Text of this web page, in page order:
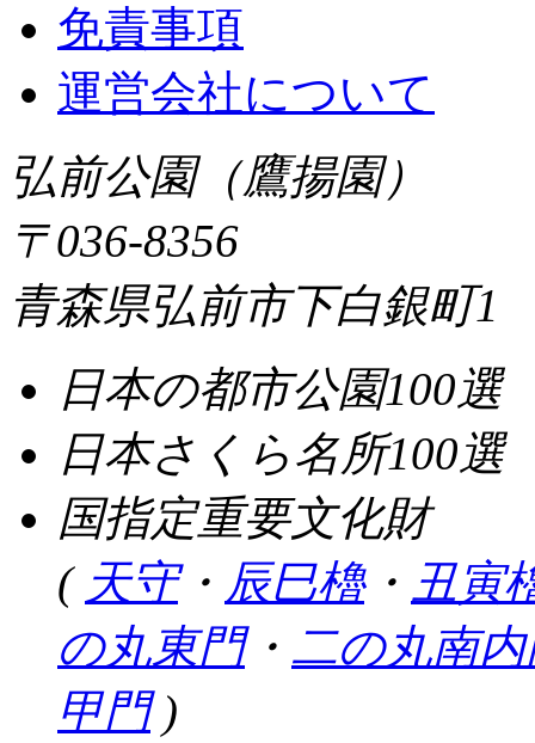
免責事項
運営会社について
弘前公園（鷹揚園）
〒036-8356
青森県弘前市下白銀町1
日本の都市公園100選
日本さくら名所100選
国指定重要文化財
( 天守・ 辰巳櫓・ 丑寅
の丸東門・ 二の丸南
甲門)